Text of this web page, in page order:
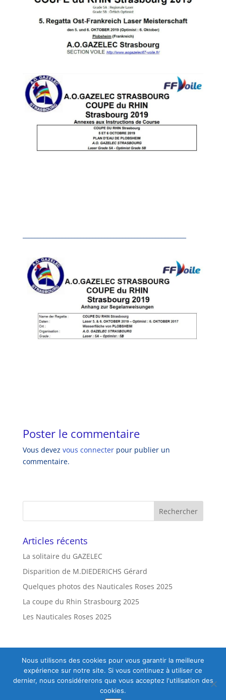
Poster le commentaire
Vous devez vous connecterpour publier un
commentaire.
Articles récents
La solitaire du GAZELEC
Disparition de M.DIEDERICHS Gérard
Quelques photos des Nauticales Roses 2025
La coupe du Rhin Strasbourg 2025
Les Nauticales Roses 2025
Mon compte
Creatigraph.com
Nous utilisons des cookies pour vous garantir la meilleure
expérience sur notre site. Si vous continuez à utiliser ce
dernier, nous considérerons que vous acceptez l'utilisation des
cookies.